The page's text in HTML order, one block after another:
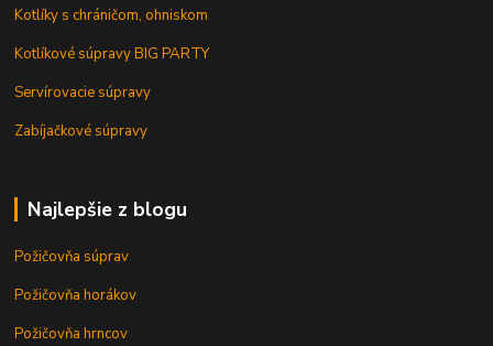
Kotlíky s chráničom, ohniskom
Kotlíkové súpravy BIG PARTY
Servírovacie súpravy
Zabíjačkové súpravy
Najlepšie z blogu
Požičovňa súprav
Požičovňa horákov
Požičovňa hrncov